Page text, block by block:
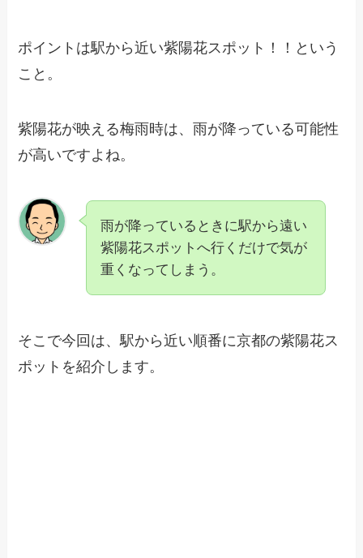
ポイントは駅から近い紫陽花スポット！！という
こと。
紫陽花が映える梅雨時は、雨が降っている可能性
が高いですよね。
雨が降っているときに駅から遠い
紫陽花スポットへ行くだけで気が
重くなってしまう。
そこで今回は、駅から近い順番に京都の紫陽花ス
ポットを紹介します。